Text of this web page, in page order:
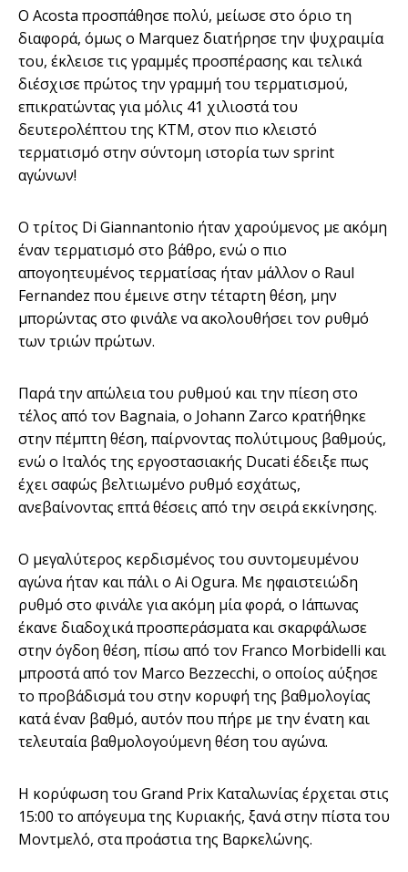
Ο Acosta προσπάθησε πολύ, μείωσε στο όριο τη
διαφορά, όμως ο Marquez διατήρησε την ψυχραιμία
του, έκλεισε τις γραμμές προσπέρασης και τελικά
διέσχισε πρώτος την γραμμή του τερματισμού,
επικρατώντας για μόλις 41 χιλιοστά του
δευτερολέπτου της ΚΤΜ, στον πιο κλειστό
τερματισμό στην σύντομη ιστορία των sprint
αγώνων!
Ο τρίτος Di Giannantonio ήταν χαρούμενος με ακόμη
έναν τερματισμό στο βάθρο, ενώ ο πιο
απογοητευμένος τερματίσας ήταν μάλλον ο Raul
Fernandez που έμεινε στην τέταρτη θέση, μην
μπορώντας στο φινάλε να ακολουθήσει τον ρυθμό
των τριών πρώτων.
Παρά την απώλεια του ρυθμού και την πίεση στο
τέλος από τον Bagnaia, o Johann Zarco κρατήθηκε
στην πέμπτη θέση, παίρνοντας πολύτιμους βαθμούς,
ενώ ο Ιταλός της εργοστασιακής Ducati έδειξε πως
έχει σαφώς βελτιωμένο ρυθμό εσχάτως,
ανεβαίνοντας επτά θέσεις από την σειρά εκκίνησης.
Ο μεγαλύτερος κερδισμένος του συντομευμένου
αγώνα ήταν και πάλι ο Ai Ogura. Με ηφαιστειώδη
ρυθμό στο φινάλε για ακόμη μία φορά, ο Ιάπωνας
έκανε διαδοχικά προσπεράσματα και σκαρφάλωσε
στην όγδοη θέση, πίσω από τον Franco Morbidelli και
μπροστά από τον Marco Bezzecchi, ο οποίος αύξησε
το προβάδισμά του στην κορυφή της βαθμολογίας
κατά έναν βαθμό, αυτόν που πήρε με την ένατη και
τελευταία βαθμολογούμενη θέση του αγώνα.
Η κορύφωση του Grand Prix Καταλωνίας έρχεται στις
15:00 το απόγευμα της Κυριακής, ξανά στην πίστα του
Μοντμελό, στα προάστια της Βαρκελώνης.